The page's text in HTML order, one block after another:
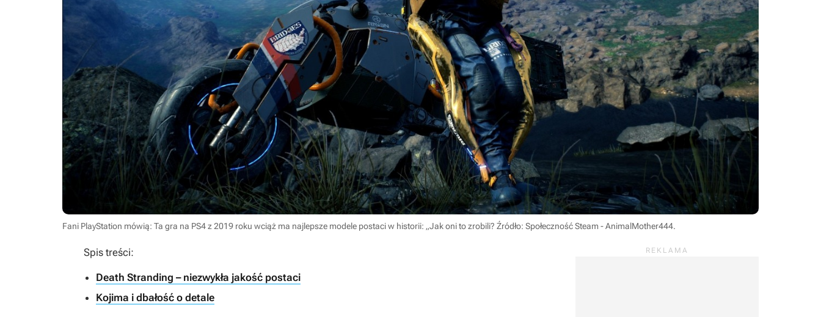
Fani PlayStation mówią: Ta gra na PS4 z 2019 roku wciąż ma najlepsze modele postaci w historii: „Jak oni to zrobili? Źródło: Społeczność Steam - AnimalMother444.
Spis treści:
Death Stranding – niezwykła jakość postaci
Kojima i dbałość o detale